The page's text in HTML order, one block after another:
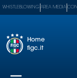
WHISTLEBLOWING AREA MEDIA
Home
figc.it